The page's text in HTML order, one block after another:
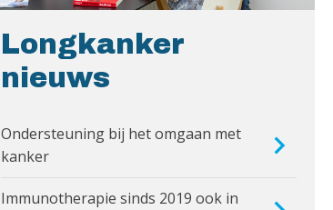
Longkanker
nieuws
Ondersteuning bij het omgaan met
kanker
Immunotherapie sinds 2019 ook in